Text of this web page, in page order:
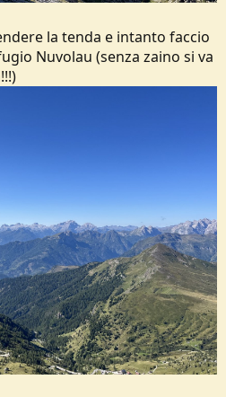
la tenda e intanto faccio
Nuvolau (senza zaino si va